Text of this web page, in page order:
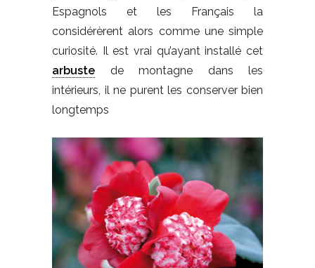
Espagnols et les Français la
considérèrent alors comme une simple
curiosité. Il est vrai qu’ayant installé cet
arbuste de montagne dans les
intérieurs, il ne purent les conserver bien
longtemps